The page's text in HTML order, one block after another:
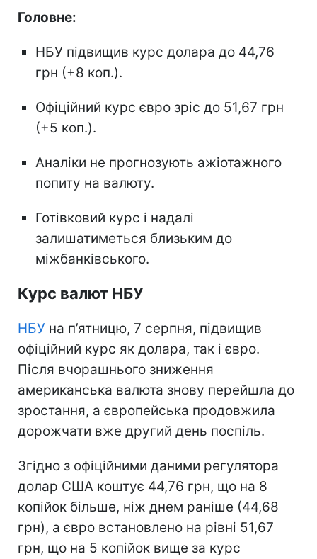
Головне:
НБУ підвищив курс долара до 44,76
грн (+8 коп.).
Офіційний курс євро зріс до 51,67 грн
(+5 коп.).
Аналіки не прогнозують ажіотажного
попиту на валюту.
Готівковий курс і надалі
залишатиметься близьким до
міжбанківського.
Курс валют НБУ
НБУ на п’ятницю, 7 серпня, підвищив
офіційний курс як долара, так і євро.
Після вчорашнього зниження
американська валюта знову перейшла до
зростання, а європейська продовжила
дорожчати вже другий день поспіль.
Згідно з офіційними даними регулятора
долар США коштує 44,76 грн, що на 8
копійок більше, ніж днем раніше (44,68
грн), а євро встановлено на рівні 51,67
грн, що на 5 копійок вище за курс